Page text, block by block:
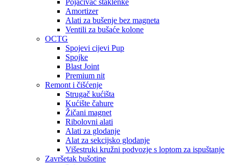
Pojačivač staklenke
Amortizer
Alati za bušenje bez magneta
Ventili za bušaće kolone
OCTG
Spojevi cijevi Pup
Spojke
Blast Joint
Premium nit
Remont i čišćenje
Strugač kućišta
Kućište čahure
Žičani magnet
Ribolovni alati
Alati za glodanje
Alat za sekcijsko glodanje
Višestruki kružni podvozje s loptom za ispuštanje
Završetak bušotine